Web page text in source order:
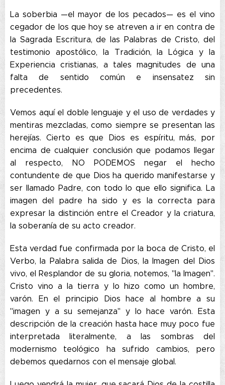
La soberbia —el mayor de los pecados— es el vino
cegador de los que hoy se atreven a ir en contra de
la Sagrada Escritura, de las Palabras de Cristo, del
testimonio apostólico, la Tradición, la Lógica y la
Experiencia cristianas, a tales magnitudes de una
falta de sentido común e insensatez sin
precedentes.
Vemos aquí el doble lenguaje y el uso de verdades y
mentiras mezcladas, como siempre se presentan las
herejías. Cierto es que Dios es espíritu, más, por
encima de cualquier conclusión que podamos llegar
al respecto, NO PODEMOS negar el hecho
contundente de que Dios ha querido manifestarse y
ser llamado Padre, con todo lo que ello significa. La
imagen del padre ha sido y es la correcta para
expresar la distinción entre el Creador y la criatura,
la soberanía de su acto creador.
Esta verdad fue confirmada por la boca de Cristo, el
Verbo, la Palabra salida de Dios, la Imagen del Dios
vivo, el Resplandor de su gloria, notemos, "la Imagen".
Cristo vino a la tierra y lo hizo como un hombre,
varón. En el principio Dios hace al hombre a su
"imagen y a su semejanza" y lo hace varón. Esta
descripción de la creación hasta hace muy poco fue
interpretada literalmente, a las sombras del
modernismo teológico ha sufrido cambios, pero
debemos quedarnos con el mensaje global.